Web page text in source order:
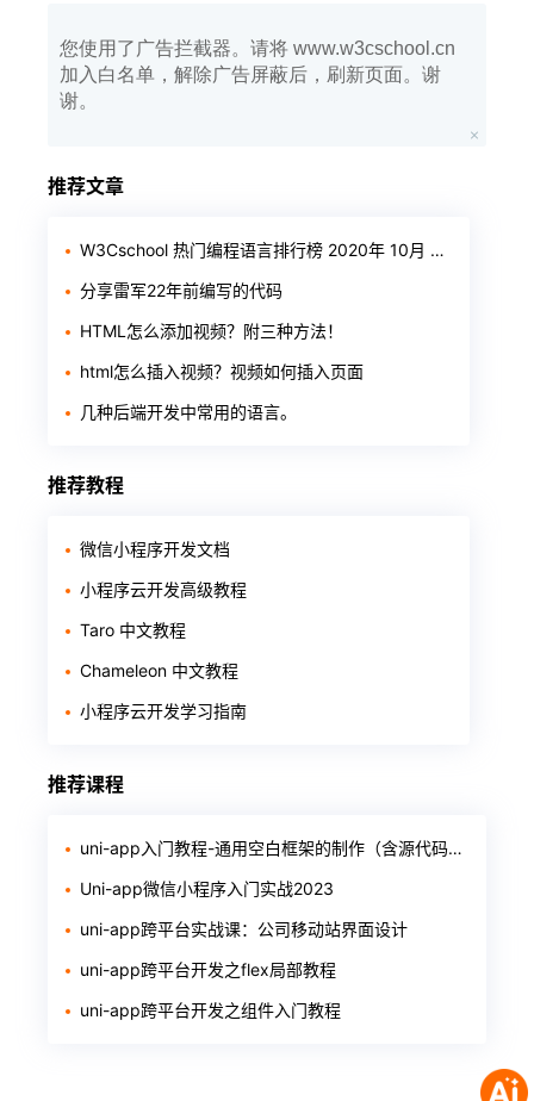
您使用了广告拦截器。请将 www.w3cschool.cn
加入白名单，解除广告屏蔽后，刷新页面。谢
谢。
推荐文章
W3Cschool 热门编程语言排行榜 2020年 10月 TOP10
分享雷军22年前编写的代码
HTML怎么添加视频？附三种方法！
html怎么插入视频？视频如何插入页面
几种后端开发中常用的语言。
推荐教程
微信小程序开发文档
小程序云开发高级教程
Taro 中文教程
Chameleon 中文教程
小程序云开发学习指南
推荐课程
uni-app入门教程-通用空白框架的制作（含源代码和软件）
Uni-app微信小程序入门实战2023
uni-app跨平台实战课：公司移动站界面设计
uni-app跨平台开发之flex局部教程
uni-app跨平台开发之组件入门教程